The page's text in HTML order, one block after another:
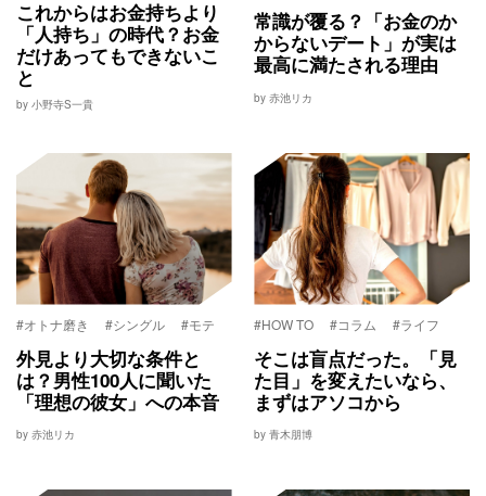
これからはお金持ちより
「人持ち」の時代？お金
だけあってもできないこ
と
by 小野寺S一貴
常識が覆る？「お金のか
からないデート」が実は
最高に満たされる理由
by 赤池リカ
#オトナ磨き #シングル #モテ
外見より大切な条件と
は？男性100人に聞いた
「理想の彼女」への本音
by 赤池リカ
#HOW TO #コラム #ライフ
そこは盲点だった。「見
た目」を変えたいなら、
まずはアソコから
by 青木朋博